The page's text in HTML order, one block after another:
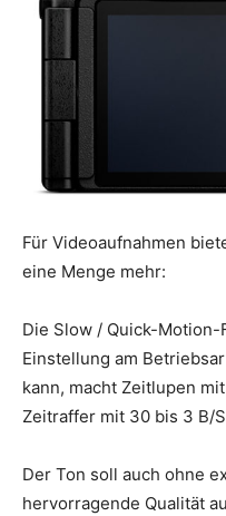
Für Videoaufnahmen
eine Menge mehr:
Die Slow / Quick-
Einstellung am
kann, macht Zeitlupen
Zeitraffer mit 30 bis 3 B/
Der Ton soll auch ohne
hervorragende Qualität